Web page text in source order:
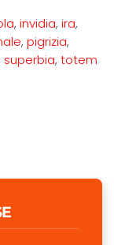
, invidia, ira,
, pigrizia,
superbia, totem